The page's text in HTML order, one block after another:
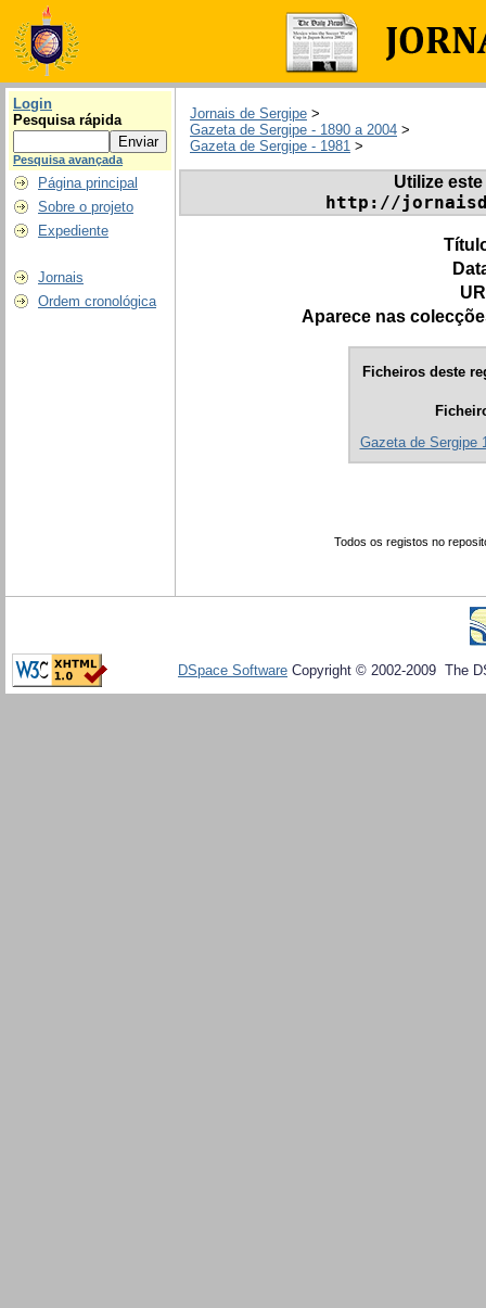
Login
Pesquisa rápida
Pesquisa avançada
Página principal
Sobre o projeto
Expediente
Jornais
Ordem cronológica
Jornais de Sergipe >
Gazeta de Sergipe - 1890 a 2004 >
Gazeta de Sergipe - 1981 >
Utilize
http://
Aparece nas
Ficheiros deste
Gazeta de Sergipe
Todos os registos no
DSpace Software Copyright © 2002-2009 The